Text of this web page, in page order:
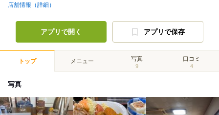
店舗情報（詳細）
アプリで開く アプリで保存
トップ メニュー 写真
9
口コミ
4
写真